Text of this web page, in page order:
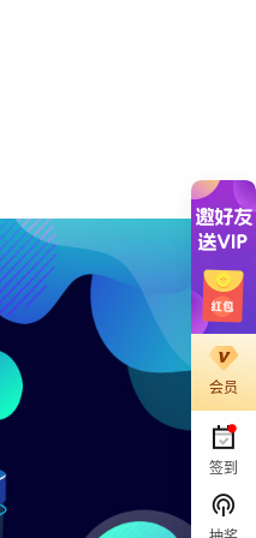
会员
签到